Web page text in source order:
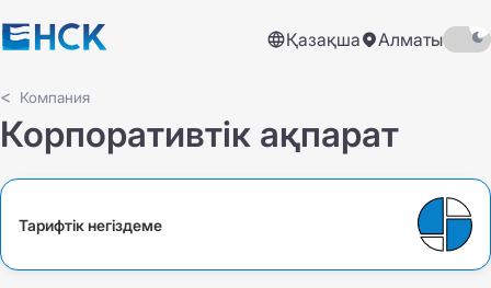
Қазақша Алматы
Компания
Корпоративтік ақпарат
Тарифтік негіздеме